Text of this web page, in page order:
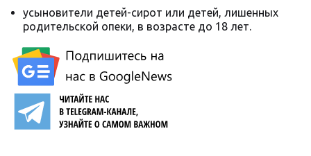
усыновители детей-сирот или детей, лишенных
родительской опеки, в возрасте до 18 лет.